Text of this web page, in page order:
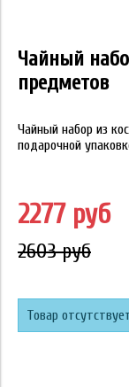
Чайный
предметов
Чайный набор из
подарочной
2277 руб
2603 руб
Товар